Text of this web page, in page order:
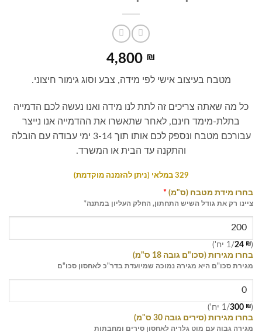
4,800 ₪
מטבח בעיצוב אישי לפי מידה, צבע וסוג גימור חיצוני.
כל מה שאתה צריכים זה לתת לנו מידה ואנו נעשה לכם הדמייה
בתלת-מימד חינם, לאחר שתאשרו את ההדמייה אנו נייצר
עבורכם מטבח ונספק לכם אותו תוך 3-14 ימי עבודה עם הובלה
והתקנה עד הבית או המשרד.
329 במלאי (ניתן להזמנה מוקדמת)
בחרו מידת מטבח (ס"מ) *
ציינו רק את גודל השיש התחתון, החלק העליון במתנה*
(
24 ₪
/1 יח')
בחרו מגירות (סכו"ם גובה 18 ס"מ)
מגירת סכו"ם היא מגירה נמוכה שמיועדת בדר"כ לאחסון סכו"ם
(
300 ₪
/1 יח')
בחרו מגירות (סירים גובה 30 ס"מ)
מגירה גבוה עם מוט גלריה לאחסון סירים ומחבתות